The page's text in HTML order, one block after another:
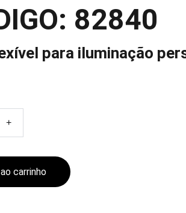
82840
para iluminação
+
carrinho